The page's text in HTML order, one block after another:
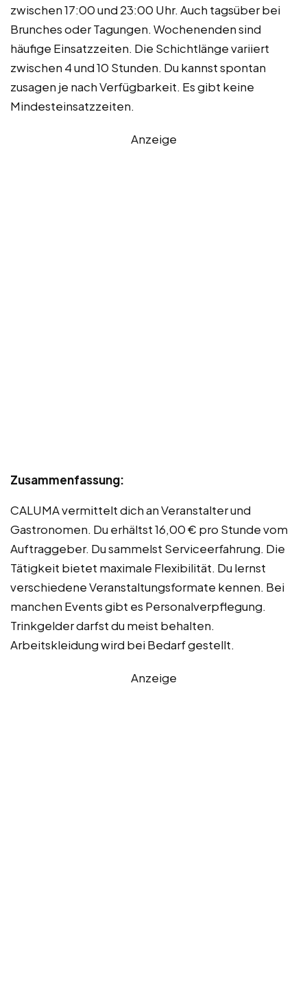
zwischen 17:00 und 23:00 Uhr. Auch tagsüber bei
Brunches oder Tagungen. Wochenenden sind
häufige Einsatzzeiten. Die Schichtlänge variiert
zwischen 4 und 10 Stunden. Du kannst spontan
zusagen je nach Verfügbarkeit. Es gibt keine
Mindesteinsatzzeiten.
Anzeige
Zusammenfassung:
CALUMA vermittelt dich an Veranstalter und
Gastronomen. Du erhältst 16,00 € pro Stunde vom
Auftraggeber. Du sammelst Serviceerfahrung. Die
Tätigkeit bietet maximale Flexibilität. Du lernst
verschiedene Veranstaltungsformate kennen. Bei
manchen Events gibt es Personalverpflegung.
Trinkgelder darfst du meist behalten.
Arbeitskleidung wird bei Bedarf gestellt.
Anzeige